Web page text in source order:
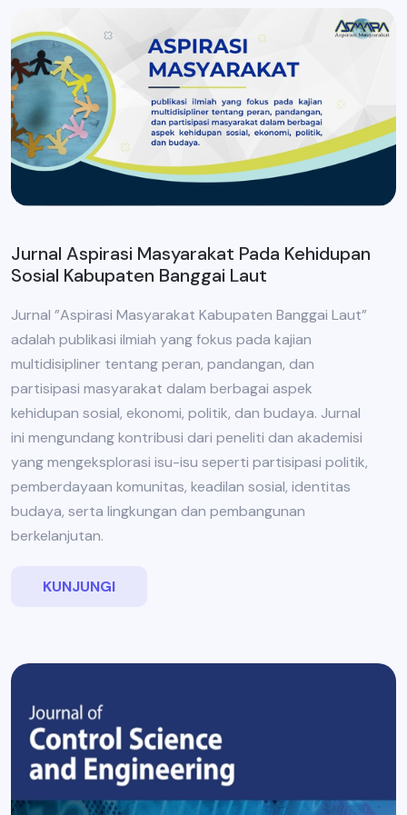
Jurnal Aspirasi Masyarakat Pada Kehidupan
Sosial Kabupaten Banggai Laut
Jurnal ”Aspirasi Masyarakat Kabupaten Banggai Laut”
adalah publikasi ilmiah yang fokus pada kajian
multidisipliner tentang peran, pandangan, dan
partisipasi masyarakat dalam berbagai aspek
kehidupan sosial, ekonomi, politik, dan budaya. Jurnal
ini mengundang kontribusi dari peneliti dan akademisi
yang mengeksplorasi isu-isu seperti partisipasi politik,
pemberdayaan komunitas, keadilan sosial, identitas
budaya, serta lingkungan dan pembangunan
berkelanjutan.
KUNJUNGI